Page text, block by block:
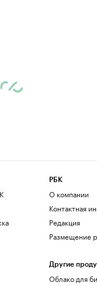
РБК
О компании
Контактная
Редакция
Размещение
Другие
Облако для